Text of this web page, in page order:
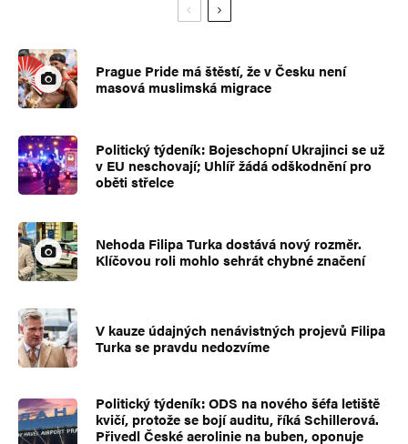
Prague Pride má štěstí, že v Česku není
masová muslimská migrace
Politický týdeník: Bojeschopní Ukrajinci se už
v EU neschovají; Uhlíř žádá odškodnění pro
oběti střelce
Nehoda Filipa Turka dostává nový rozměr.
Klíčovou roli mohlo sehrát chybné značení
V kauze údajných nenávistných projevů Filipa
Turka se pravdu nedozvíme
Politický týdeník: ODS na nového šéfa letiště
kvičí, protože se bojí auditu, říká Schillerová.
Přivedl České aerolinie na buben, oponuje